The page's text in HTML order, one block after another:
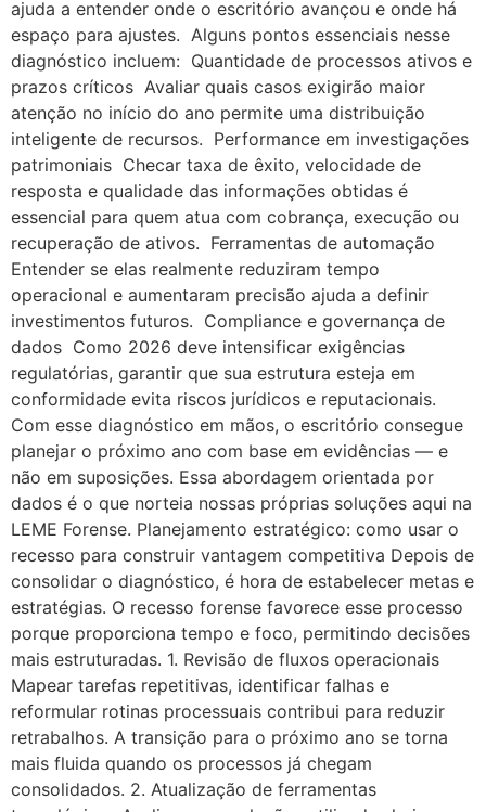
ajuda a entender onde o escritório avançou e onde há
espaço para ajustes. Alguns pontos essenciais nesse
diagnóstico incluem: Quantidade de processos ativos e
prazos críticos Avaliar quais casos exigirão maior
atenção no início do ano permite uma distribuição
inteligente de recursos. Performance em investigações
patrimoniais Checar taxa de êxito, velocidade de
resposta e qualidade das informações obtidas é
essencial para quem atua com cobrança, execução ou
recuperação de ativos. Ferramentas de automação
Entender se elas realmente reduziram tempo
operacional e aumentaram precisão ajuda a definir
investimentos futuros. Compliance e governança de
dados Como 2026 deve intensificar exigências
regulatórias, garantir que sua estrutura esteja em
conformidade evita riscos jurídicos e reputacionais.
Com esse diagnóstico em mãos, o escritório consegue
planejar o próximo ano com base em evidências — e
não em suposições. Essa abordagem orientada por
dados é o que norteia nossas próprias soluções aqui na
LEME Forense. Planejamento estratégico: como usar o
recesso para construir vantagem competitiva Depois de
consolidar o diagnóstico, é hora de estabelecer metas e
estratégias. O recesso forense favorece esse processo
porque proporciona tempo e foco, permitindo decisões
mais estruturadas. 1. Revisão de fluxos operacionais
Mapear tarefas repetitivas, identificar falhas e
reformular rotinas processuais contribui para reduzir
retrabalhos. A transição para o próximo ano se torna
mais fluida quando os processos já chegam
consolidados. 2. Atualização de ferramentas